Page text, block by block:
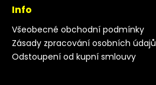
Info
Všeobecné obchodní podmínky
Zásady zpracování osobních údajů
Odstoupení od kupní smlouvy